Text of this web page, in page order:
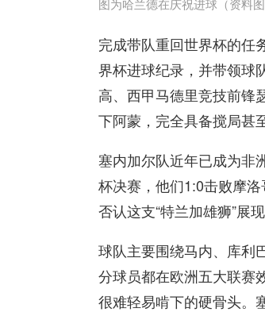
图为哈兰德在庆祝进球（资料
完成带队重回世界杯的任
界杯进球纪录，并带领球
高、西甲马德里竞技前锋
下阿蒙，完全具备搅局甚
塞内加尔队近年已成为非
杯决赛，他们1:0击败摩
否认这支“特兰加雄狮”展
球队主要围绕马内、库利
分球员都在欧洲五大联赛
很难轻易啃下的硬骨头。